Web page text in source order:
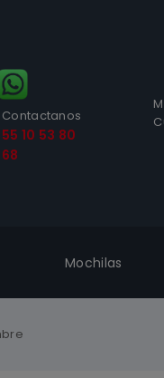
Contactanos
55 10 53 80
68
Mochilas